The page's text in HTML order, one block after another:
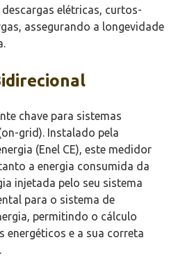
elétricas, curtos-
assegurando a longevidade
chave para sistemas
grid). Instalado pela
(Enel CE), este medidor
a energia consumida da
injetada pelo seu sistema
para o sistema de
permitindo o cálculo
energéticos e a sua correta